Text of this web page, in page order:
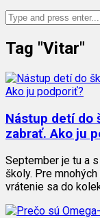
Tag "Vitar"
Nástup detí do
zabrať. Ako ju
September je tu a
školy. Pre
vrátenie sa do